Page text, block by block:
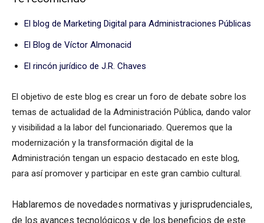
El blog de Marketing Digital para Administraciones Públicas
El Blog de Víctor Almonacid
El rincón jurídico de J.R. Chaves
El objetivo de este blog es crear un foro de debate sobre los
temas de actualidad de la Administración Pública, dando valor
y visibilidad a la labor del funcionariado. Queremos que la
modernización y la transformación digital de la
Administración tengan un espacio destacado en este blog,
para así promover y participar en este gran cambio cultural.
Hablaremos de novedades normativas y jurisprudenciales,
de los avances tecnológicos y de los beneficios de este